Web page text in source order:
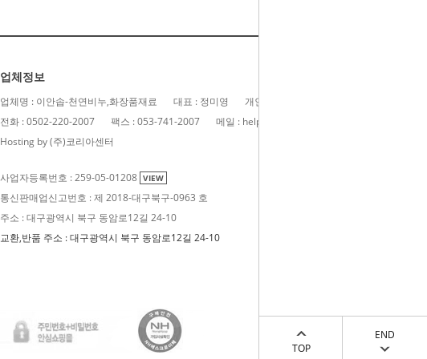
TOP
END
업체정보
업체명 : 이안솝-천연비누,화장품재료 대표 : 정미영
개인정보담당자 : 정미영
전화 : 0502-220-2007
팩스 : 053-741-2007
메일 : help@eansoap.com
Hosting by (주)코리아센터
사업자등록번호 : 259-05-01208 VIEW
통신판매업신고번호 : 제 2018-대구북구-0963 호
주소 : 대구광역시 북구 동암로12길 24-10
교환,반품 주소 : 대구광역시 북구 동암로12길 24-10